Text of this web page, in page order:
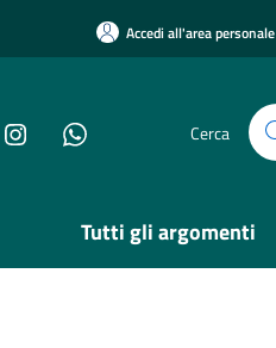
Accedi all'area personale
Cerca
Tutti gli argomenti